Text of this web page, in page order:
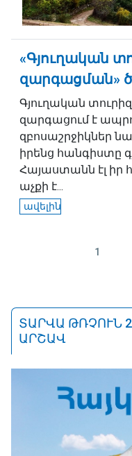
«Գյուղական
զարգացման»
Գյուղական
զարգացում է
զբոսաշրջիկներ
իրենց հանգիստը
Հայաստանն էլ իր
աչքի է...
ավելին
1
ՏԱՐՎԱ ԹՌՉՈՒՆ
ԱՐՇԱՎ